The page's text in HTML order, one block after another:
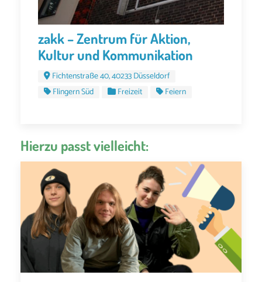
zakk – Zentrum für Aktion,
Kultur und Kommunikation
Fichtenstraße 40, 40233 Düsseldorf
Flingern Süd
Freizeit Feiern
Hierzu passt vielleicht: